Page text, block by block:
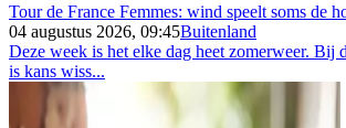
Tour de France Femmes: wind speelt soms de
04 augustus 2026, 09:45Buitenland
Deze week is het elke dag heet zomerweer. Bij
is kans wiss...